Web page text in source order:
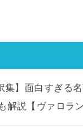
集】面白すぎる
解説【ヴァロラン